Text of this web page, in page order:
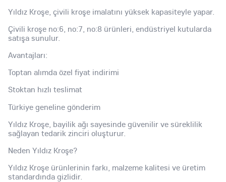
Yıldız Kroşe, çivili kroşe imalatını yüksek kapasiteyle yapar.
Çivili kroşe no:6, no:7, no:8 ürünleri, endüstriyel kutularda
satışa sunulur.
Avantajları:
Toptan alımda özel fiyat indirimi
Stoktan hızlı teslimat
Türkiye geneline gönderim
Yıldız Kroşe, bayilik ağı sayesinde güvenilir ve süreklilik
sağlayan tedarik zinciri oluşturur.
Neden Yıldız Kroşe?
Yıldız Kroşe ürünlerinin farkı, malzeme kalitesi ve üretim
standardında gizlidir.